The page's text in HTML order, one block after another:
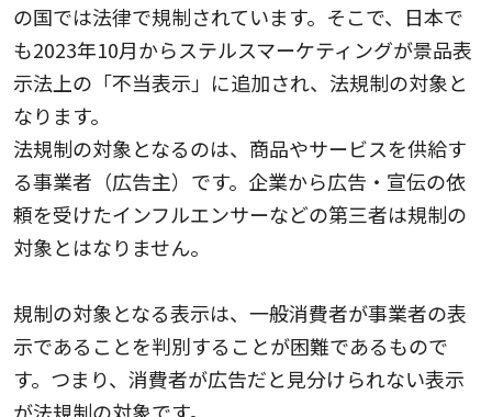
の国では法律で規制されています。そこで、日本で
も2023年10月からステルスマーケティングが景品表
示法上の「不当表示」に追加され、法規制の対象と
なります。
法規制の対象となるのは、商品やサービスを供給す
る事業者（広告主）です。企業から広告・宣伝の依
頼を受けたインフルエンサーなどの第三者は規制の
対象とはなりません。
規制の対象となる表示は、一般消費者が事業者の表
示であることを判別することが困難であるもので
す。つまり、消費者が広告だと見分けられない表示